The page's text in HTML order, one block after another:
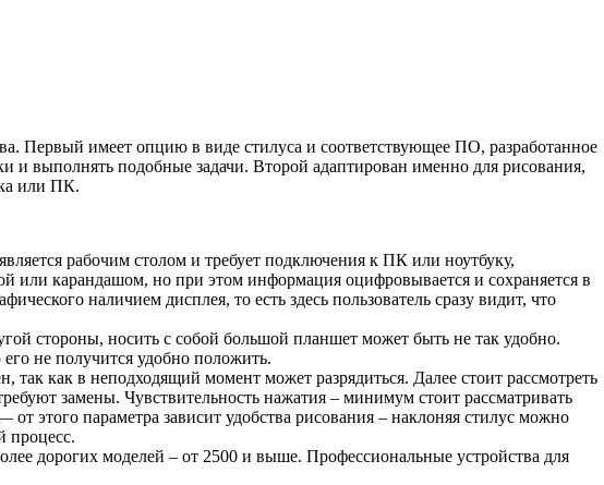
Первый имеет опцию в виде стилуса и соответствующее ПО, разработанное
и выполнять подобные задачи. Второй адаптирован именно для рисования,
или ПК.
рабочим столом и требует подключения к ПК или ноутбуку,
или карандашом, но при этом информация оцифровывается и сохраняется в
наличием дисплея, то есть здесь пользователь сразу видит, что
стороны, носить с собой большой планшет может быть не так удобно.
не получится удобно положить.
как в неподходящий момент может разрядиться. Далее стоит рассмотреть
замены. Чувствительность нажатия – минимум стоит рассматривать
этого параметра зависит удобства рисования – наклоняя стилус можно
процесс.
дорогих моделей – от 2500 и выше. Профессиональные устройства для